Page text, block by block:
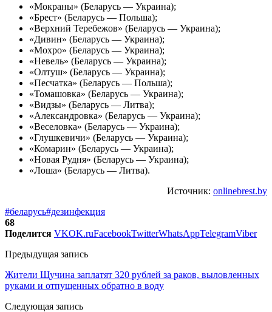
«Мокраны» (Беларусь — Украина);
«Брест» (Беларусь — Польша);
«Верхний Теребежов» (Беларусь — Украина);
«Дивин» (Беларусь — Украина);
«Мохро» (Беларусь — Украина);
«Невель» (Беларусь — Украина);
«Олтуш» (Беларусь — Украина);
«Песчатка» (Беларусь — Польша);
«Томашовка» (Беларусь — Украина);
«Видзы» (Беларусь — Литва);
«Александровка» (Беларусь — Украина);
«Веселовка» (Беларусь — Украина);
«Глушкевичи» (Беларусь — Украина);
«Комарин» (Беларусь — Украина);
«Новая Рудня» (Беларусь — Украина);
«Лоша» (Беларусь — Литва).
Источник: onlinebrest.by
#беларусь#дезинфекция
68
Поделится VKOK.ruFacebookTwitterWhatsAppTelegramViber
Предыдущая запись
Жители Щучина заплатят 320 рублей за раков, выловленных
руками и отпущенных обратно в воду
Следующая запись